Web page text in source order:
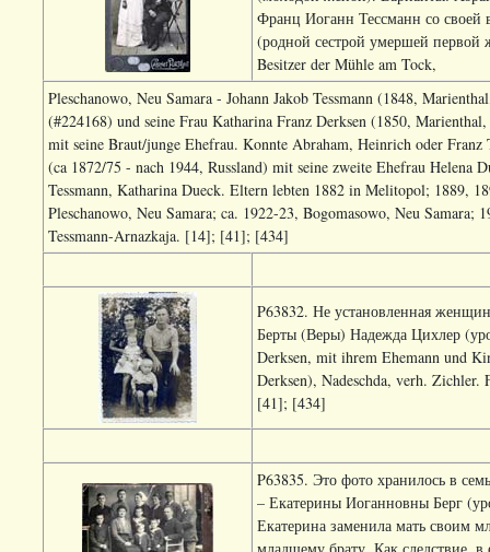
Франц Иоганн Тессманн со
(родной сестрой умершей первой
Besitzer der Mühle am Tock,
Pleschanowo, Neu Samara - Johann Jakob Tessmann (1848,
(#224168) und seine Frau Katharina Franz Derksen (1850,
mit seine Braut/junge Ehefrau. Konnte Abraham, Heinrich oder Franz
(ca 1872/75 - nach 1944, Russland) mit seine zweite Ehefrau Helena
Tessmann, Katharina Dueck. Eltern lebten 1882 in Melitopol; 1889,
Pleschanowo, Neu Samara; ca. 1922-23, Bogomasowo, Neu
Tessmann-Arnazkaja. [14]; [41]; [434]
P63832. Не установленная
Берты (Веры) Надежда Цихлер
Derksen, mit ihrem Ehemann und
Derksen), Nadeschda, verh.
[41]; [434]
P63835. Это фото хранилось в
– Екатерины Иоганновны Берг
Екатерина заменила мать своим